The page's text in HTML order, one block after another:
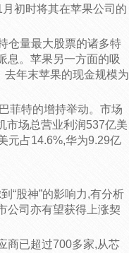
初时将其在苹果公司的
仓量最大股票的诸多特
息。苹果另一方面的吸
年末苹果的现金规模为
菲特的增持举动。市场
市场总营业利润537亿美
元占14.6%,华为9.29亿
“股神”的影响力,有分析
公司亦有望获得上涨契
商已超过700多家,从芯